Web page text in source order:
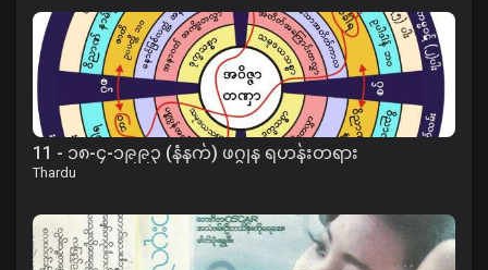
11 - ၁၈-၄-၁၉၉၃ (နံနက်) ဖဂ္ဂုန ရဟန်းတရား
Thardu